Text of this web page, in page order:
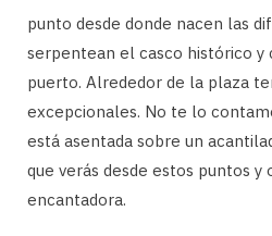
punto desde donde nacen las
serpentean el casco histórico y
puerto. Alrededor de la plaza
excepcionales. No te lo
está asentada sobre un
que verás desde estos puntos
encantadora.